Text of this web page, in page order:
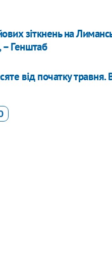
зіткнень на
– Генштаб
від початку травня.